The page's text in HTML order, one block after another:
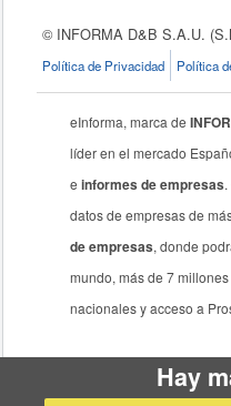
© INFORMA D&B S.A.U.
Política de Privacidad
Política
eInforma, marca de
líder en el mercado
einformes de empresas
datos de empresas de
de empresas, donde
mundo, más de 7
nacionales y acceso a
Hay